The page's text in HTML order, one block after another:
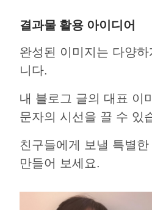
결과물 활용 아이디어
완성된 이미지는 다양
니다.
내 블로그 글의 대표 이
문자의 시선을 끌 수 있
친구들에게 보낼 특별
만들어 보세요.